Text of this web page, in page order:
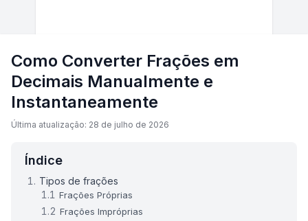
Como Converter Frações em
Decimais Manualmente e
Instantaneamente
Última atualização: 28 de julho de 2026
Índice
Tipos de frações
Frações Próprias
Frações Impróprias